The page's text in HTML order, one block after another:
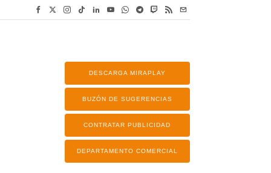
DESCARGA MIRAPLAY
BUZÓN DE SUGERENCIAS
CONTRATAR PUBLICIDAD
DEPARTAMENTO COMERCIAL